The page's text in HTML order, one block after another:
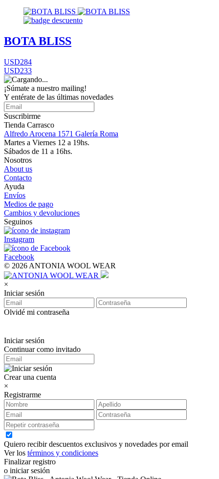
BOTA BLISS
USD284
USD233
¡Súmate a nuestro mailing!
Y entérate de las últimas novedades
Suscribirme
Tienda Carrasco
Alfredo Arocena 1571 Galería Roma
Martes a Viernes 12 a 19hs.
Sábados de 11 a 16hs.
Nosotros
About us
Contacto
Ayuda
Envíos
Medios de pago
Cambios y devoluciones
Seguinos
Instagram
Facebook
© 2026 ANTONIA WOOL WEAR
×
Iniciar sesión
Olvidé mi contraseña
Iniciar sesión
Continuar como invitado
Crear una cuenta
×
Registrarme
Quiero recibir descuentos exclusivos y novedades por email
Ver los términos y condiciones
Finalizar registro
o iniciar sesión